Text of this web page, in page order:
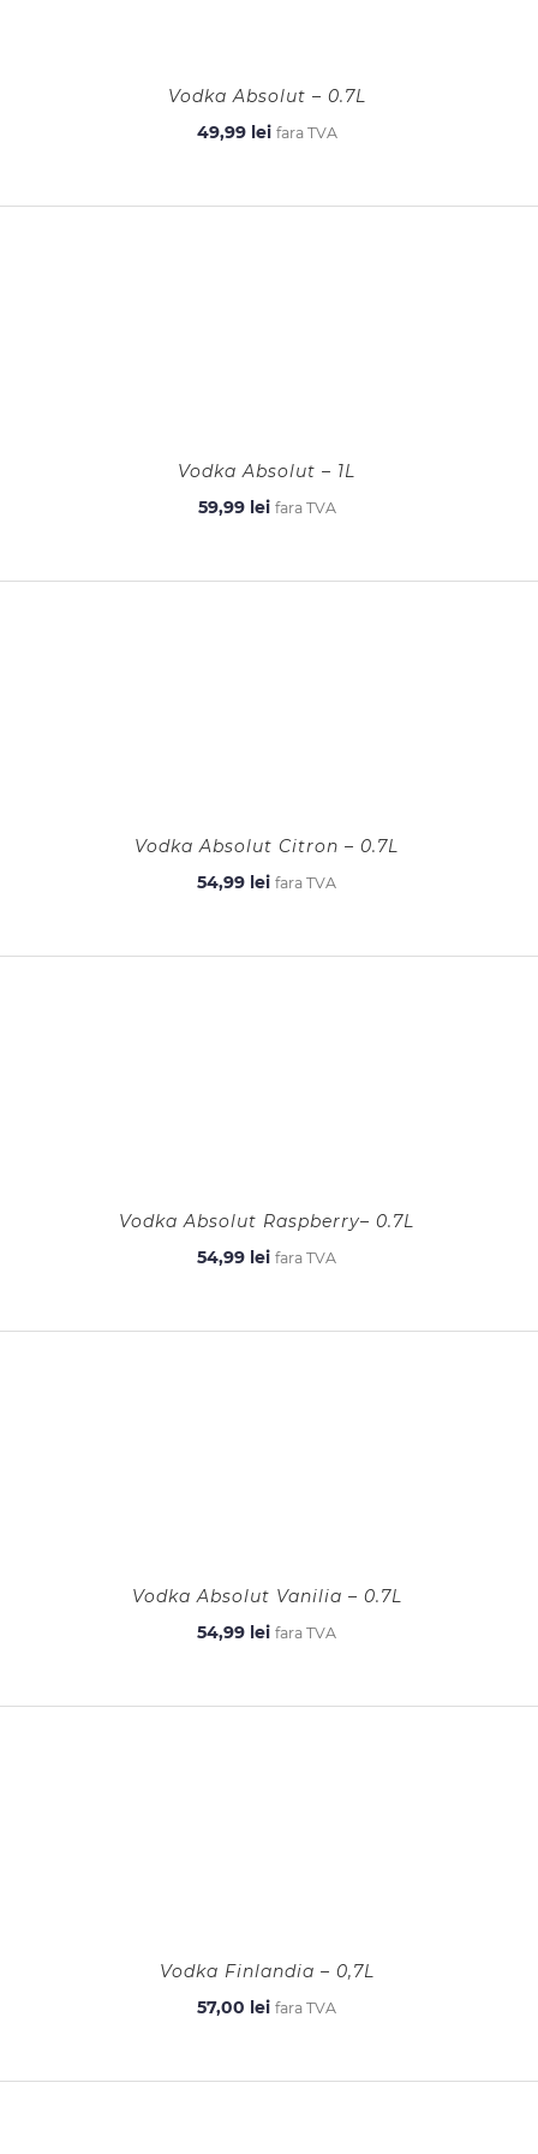
Vodka Absolut – 0.7L
49,99 lei fara TVA
Vodka Absolut – 1L
59,99 lei fara TVA
Vodka Absolut Citron – 0.7L
54,99 lei fara TVA
Vodka Absolut Raspberry– 0.7L
54,99 lei fara TVA
Vodka Absolut Vanilia – 0.7L
54,99 lei fara TVA
Vodka Finlandia – 0,7L
57,00 lei fara TVA